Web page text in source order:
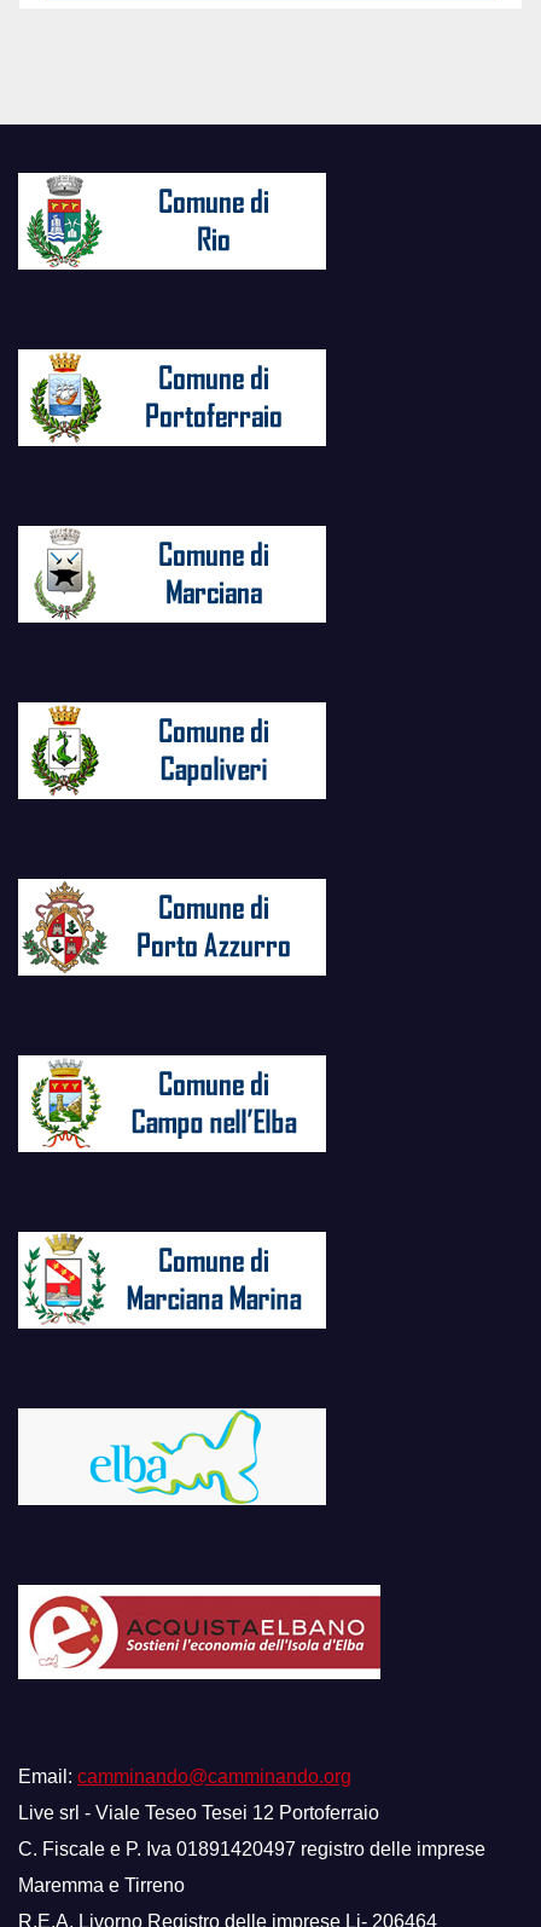
Email: camminando@camminando.org
Live srl - Viale Teseo Tesei 12 Portoferraio
C. Fiscale e P. Iva 01891420497 registro delle imprese
Maremma e Tirreno
R.E.A. Livorno Registro delle imprese Li- 206464